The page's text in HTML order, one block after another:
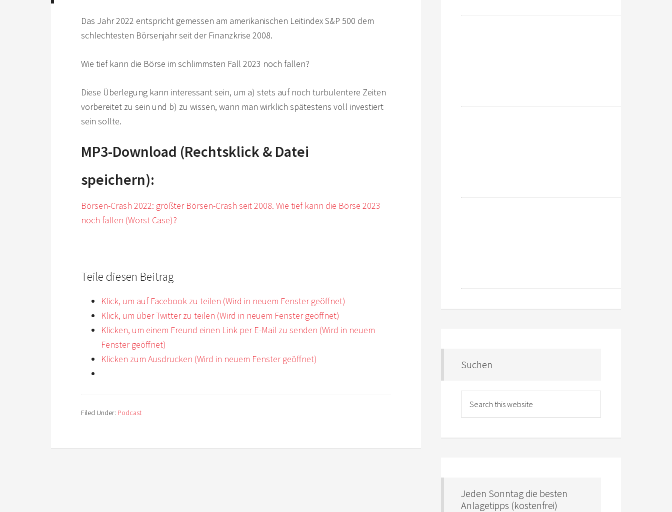
Das Jahr 2022 entspricht gemessen am amerikanischen Leitindex S&P 500 dem
schlechtesten Börsenjahr seit der Finanzkrise 2008.
Wie tief kann die Börse im schlimmsten Fall 2023 noch fallen?
Diese Überlegung kann interessant sein, um a) stets auf noch turbulentere Zeiten
vorbereitet zu sein und b) zu wissen, wann man wirklich spätestens voll investiert
sein sollte.
MP3-Download (Rechtsklick & Datei
speichern):
Börsen-Crash 2022: größter Börsen-Crash seit 2008. Wie tief kann die Börse 2023
noch fallen (Worst Case)?
Teile diesen Beitrag
Klick, um auf Facebook zu teilen (Wird in neuem Fenster geöffnet)
Klick, um über Twitter zu teilen (Wird in neuem Fenster geöffnet)
Klicken, um einem Freund einen Link per E-Mail zu senden (Wird in neuem
Fenster geöffnet)
Klicken zum Ausdrucken (Wird in neuem Fenster geöffnet)
Filed Under: Podcast
Suchen
Jeden Sonntag die besten
Anlagetipps (kostenfrei)